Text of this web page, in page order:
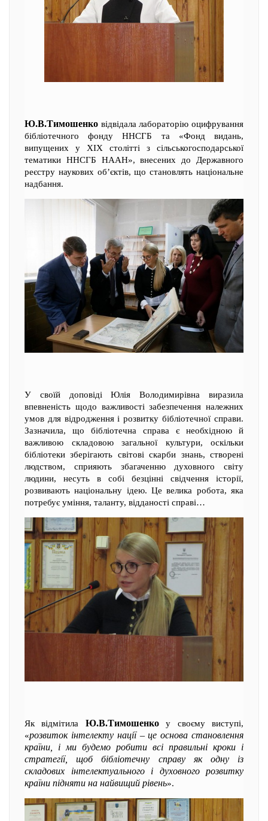
Ю.В.Тимошенко відвідала лабораторію оцифрування
бібліотечного фонду ННСГБ та «Фонд видань,
випущених у XIX столітті з сільськогосподарської
тематики ННСГБ НААН», внесених до Державного
реєстру наукових об’єктів, що становлять національне
надбання.
У своїй доповіді Юлія Володимирівна виразила
впевненість щодо важливості забезпечення належних
умов для відродження і розвитку бібліотечної справи.
Зазначила, що бібліотечна справа є необхідною й
важливою складовою загальної культури, оскільки
бібліотеки зберігають світові скарби знань, створені
людством, сприяють збагаченню духовного світу
людини, несуть в собі безцінні свідчення історії,
розвивають національну ідею. Це велика робота, яка
потребує уміння, таланту, відданості справі…
Як відмітила Ю.В.Тимошенкоу своєму виступі,
«розвиток інтелекту нації – це основа становлення
країни, і ми будемо робити всі правильні кроки і
стратегії, щоб бібліотечну справу як одну із
складових інтелектуального і духовного розвитку
країни підняти на найвищий рівень».